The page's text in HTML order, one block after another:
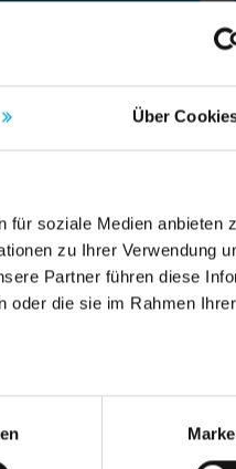
Über
für soziale Medien anbieten
zu Ihrer Verwendung
Partner führen diese
oder die sie im Rahmen